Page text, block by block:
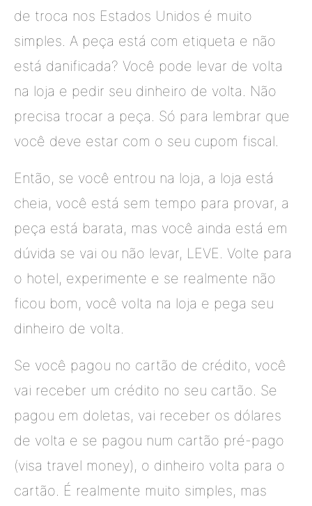
de troca nos Estados Unidos é muito
simples. A peça está com etiqueta e não
está danificada? Você pode levar de volta
na loja e pedir seu dinheiro de volta. Não
precisa trocar a peça. Só para lembrar que
você deve estar com o seu cupom fiscal.
Então, se você entrou na loja, a loja está
cheia, você está sem tempo para provar, a
peça está barata, mas você ainda está em
dúvida se vai ou não levar, LEVE. Volte para
o hotel, experimente e se realmente não
ficou bom, você volta na loja e pega seu
dinheiro de volta.
Se você pagou no cartão de crédito, você
vai receber um crédito no seu cartão. Se
pagou em doletas, vai receber os dólares
de volta e se pagou num cartão pré-pago
(visa travel money), o dinheiro volta para o
cartão. É realmente muito simples, mas